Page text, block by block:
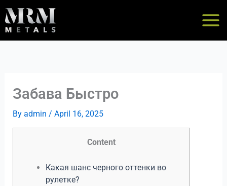
to
content
Забава Быстро
By admin / April 16, 2025
Content
Какая шанс черного оттенки во
рулетке?